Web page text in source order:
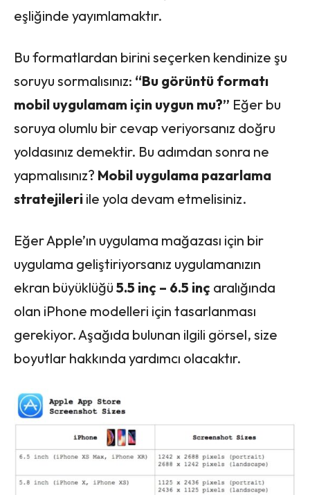
eşliğinde yayımlamaktır.
Bu formatlardan birini seçerken kendinize şu
soruyu sormalısınız: “Bu görüntü formatı
mobil uygulamam için uygun mu?” Eğer bu
soruya olumlu bir cevap veriyorsanız doğru
yoldasınız demektir. Bu adımdan sonra ne
yapmalısınız? Mobil uygulama pazarlama
stratejileri ile yola devam etmelisiniz.
Eğer Apple’ın uygulama mağazası için bir
uygulama geliştiriyorsanız uygulamanızın
ekran büyüklüğü 5.5 inç – 6.5 inç aralığında
olan iPhone modelleri için tasarlanması
gerekiyor. Aşağıda bulunan ilgili görsel, size
boyutlar hakkında yardımcı olacaktır.